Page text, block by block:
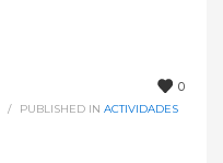
0
/ PUBLISHED IN ACTIVIDADES